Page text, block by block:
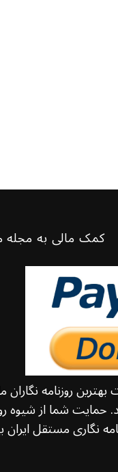
کمک مالی به مجله
روزنامه
شما از شیوه
نگاری مستقل ایران